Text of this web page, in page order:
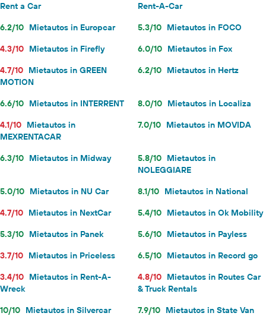
Rent a Car
Rent-A-Car
6.2/10 Mietautos in Europcar 5.3/10 Mietautos in FOCO
4.3/10 Mietautos in Firefly 6.0/10 Mietautos in Fox
4.7/10 Mietautos in GREEN
MOTION
6.2/10 Mietautos in Hertz
6.6/10 Mietautos in INTERRENT 8.0/10 Mietautos in Localiza
4.1/10 Mietautos in
MEXRENTACAR
7.0/10 Mietautos in MOVIDA
6.3/10 Mietautos in Midway 5.8/10 Mietautos in
NOLEGGIARE
5.0/10 Mietautos in NU Car 8.1/10 Mietautos in National
4.7/10 Mietautos in NextCar 5.4/10 Mietautos in Ok Mobility
5.3/10 Mietautos in Panek 5.6/10 Mietautos in Payless
3.7/10 Mietautos in Priceless 6.5/10 Mietautos in Record go
3.4/10 Mietautos in Rent-A-
Wreck
4.8/10 Mietautos in Routes Car
& Truck Rentals
10/10 Mietautos in Silvercar 7.9/10 Mietautos in State Van